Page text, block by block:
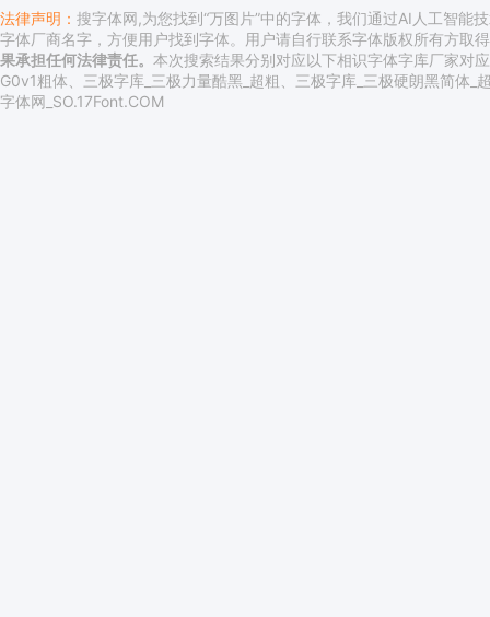
法律声明： 搜字体网,为您找到“万图片”中的字体，我们通过AI人工智能
字体厂商名字，方便用户找到字体。用户请自行联系字体版权所有方取
果承担任何法律责任。 本次搜索结果分别对应以下相识字体字库厂家对
G0v1粗体、三极字库_三极力量酷黑_超粗、三极字库_三极硬朗黑简体
字体网_SO.17Font.COM